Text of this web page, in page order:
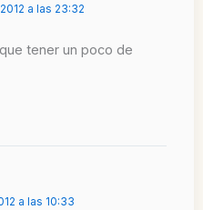
a las 23:32
tener un poco de
a las 10:33